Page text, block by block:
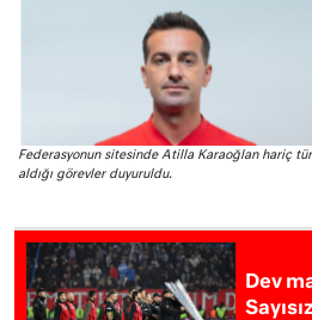
Federasyonun sitesinde Atilla Karaoğlan hariç
aldığı görevler duyuruldu.
Dev